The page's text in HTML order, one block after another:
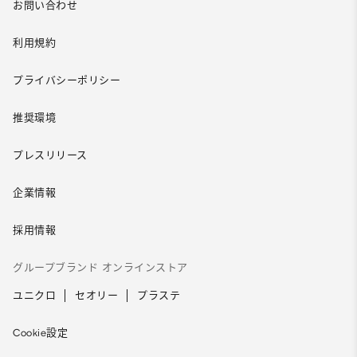
お問い合わせ
利用規約
プライバシーポリシー
推奨環境
プレスリリース
企業情報
採用情報
グループブランド オンラインストア
ユニクロ セオリー プラステ
Cookie設定